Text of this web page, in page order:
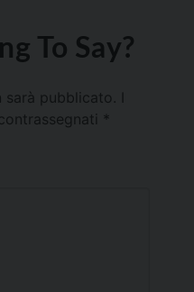
To Say?
sarà pubblicato.
*